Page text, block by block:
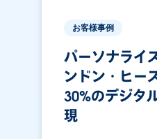
お客様事例
パーソナライ
ンドン・ヒー
30%のデジタ
現